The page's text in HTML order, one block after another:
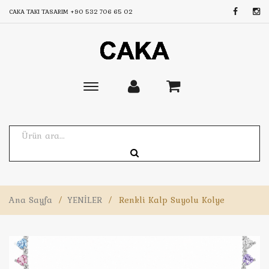
CAKA TAKI TASARIM +90 532 706 65 02
Toggle
Ana Sayfa / YENİLER / Renkli Kalp Suyolu Kolye